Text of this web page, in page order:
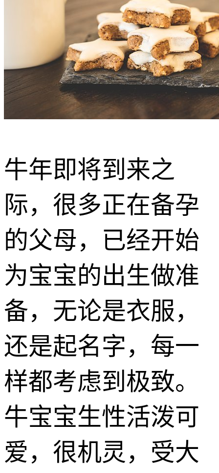
牛年即将到来之
际，很多正在备孕
的父母，已经开始
为宝宝的出生做准
备，无论是衣服，
还是起名字，每一
样都考虑到极致。
牛宝宝生性活泼可
爱，很机灵，受大